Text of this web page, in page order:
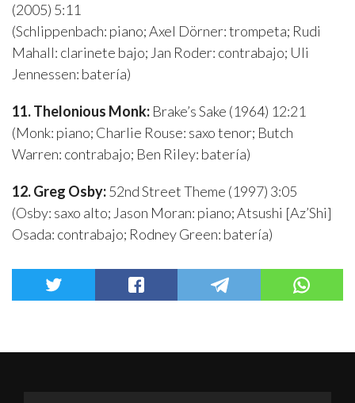
(2005) 5:11
(Schlippenbach: piano; Axel Dörner: trompeta; Rudi
Mahall: clarinete bajo; Jan Roder: contrabajo; Uli
Jennessen: batería)
11. Thelonious Monk: Brake’s Sake (1964) 12:21
(Monk: piano; Charlie Rouse: saxo tenor; Butch
Warren: contrabajo; Ben Riley: batería)
12. Greg Osby:52nd Street Theme (1997) 3:05
(Osby: saxo alto; Jason Moran: piano; Atsushi [Az’Shi]
Osada: contrabajo; Rodney Green: batería)